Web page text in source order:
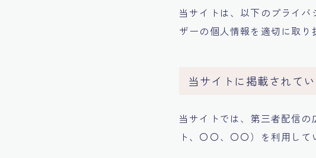
当サイトは、以下のプライ
ザーの個人情報を適切に取り
当サイトに掲載されて
当サイトでは、第三者配信
ト、〇〇、〇〇）を利用して